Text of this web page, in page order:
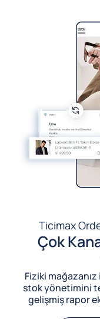
Ticimax
Çok
Fiziki
stok yönetimini
gelişmiş rapor